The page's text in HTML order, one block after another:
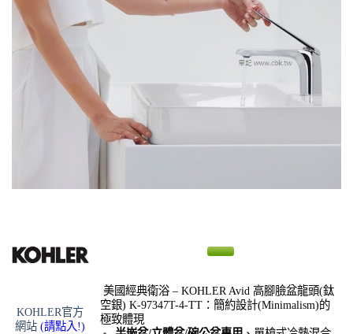
KOHLER官方
網站 (請點入!)
美國經典衛浴 – KOHLER Avid 高腳臉盆龍頭(鈦
空銀) K-97347T-4-TT：簡約設計(Minimalism)的
極致體現